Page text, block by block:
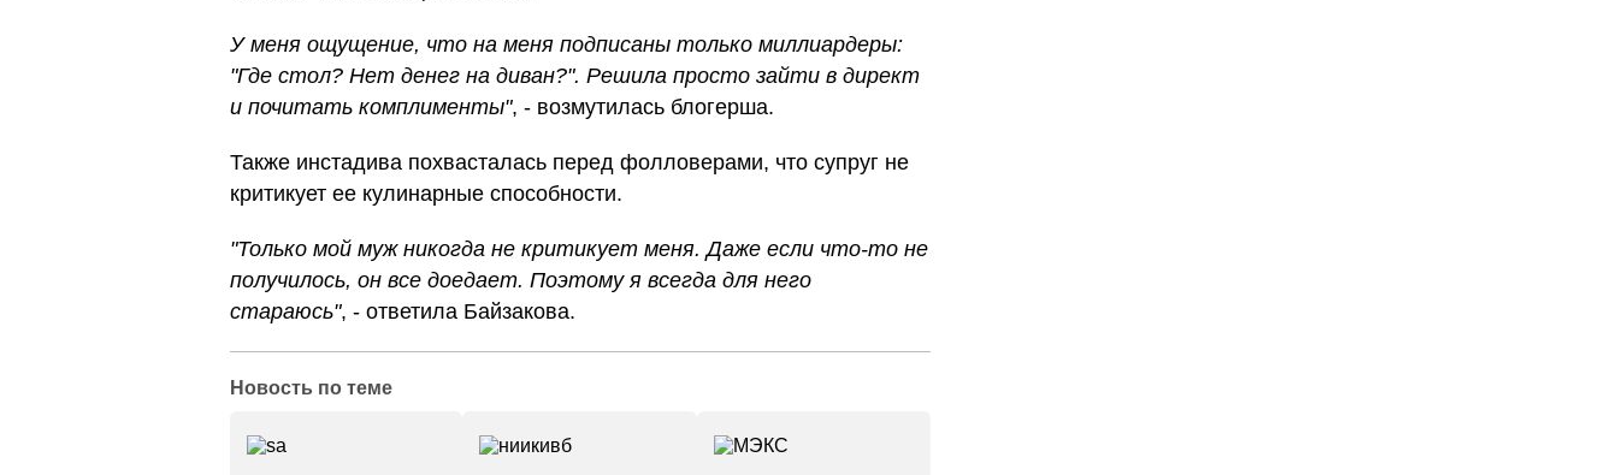
У меня ощущение, что на меня подписаны только миллиардеры:
"Где стол? Нет денег на диван?". Решила просто зайти в директ
и почитать комплименты", - возмутилась блогерша.
Также инстадива похвасталась перед фолловерами, что супруг не
критикует ее кулинарные способности.
"Только мой муж никогда не критикует меня. Даже если что-то не
получилось, он все доедает. Поэтому я всегда для него
стараюсь", - ответила Байзакова.
Новость по теме